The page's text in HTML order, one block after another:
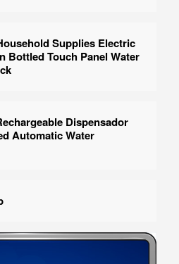
Supplies Electric
Bottled Touch Panel Water
Dispensador
Automatic Water